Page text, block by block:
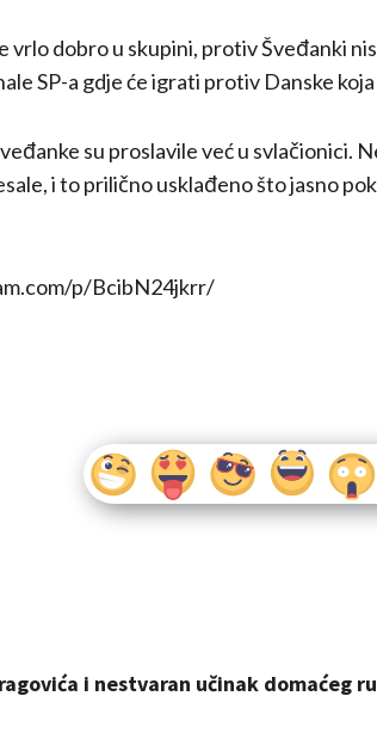
vrlo dobro u skupini, protiv Šveđanki
SP-a gdje će igrati protiv Danske
su proslavile već u svlačionici.
i to prilično usklađeno što jasno
p/BcibN24jkrr/
i nestvaran učinak domaćeg